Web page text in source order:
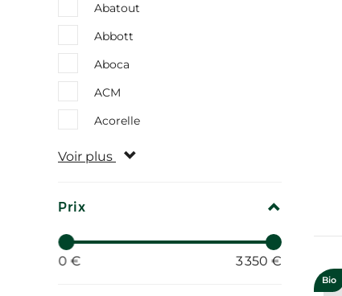
Abatout
Abbott
Aboca
ACM
Acorelle
Voir plus
Prix REPLIER
0 € 3 350 €
Bio